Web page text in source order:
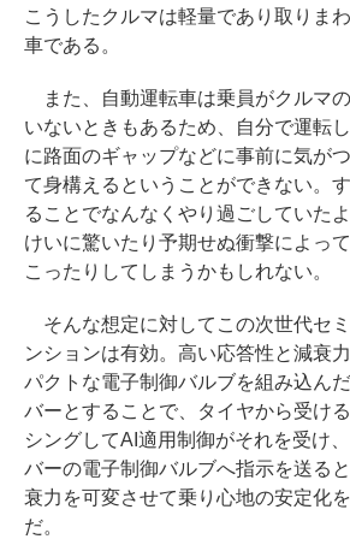
こうしたクルマは軽量であり取りま
車である。
また、自動運転車は乗員がクルマ
いないときもあるため、自分で運転
に路面のギャップなどに事前に気が
て身構えるということができない。
ることでなんなくやり過ごしていた
けいに驚いたり予期せぬ衝撃によっ
こったりしてしまうかもしれない。
そんな想定に対してこの次世代セ
ンションは有効。高い応答性と減衰
パクトな電子制御バルブを組み込ん
バーとすることで、タイヤから受け
シングしてAI適用制御がそれを受け
バーの電子制御バルブへ指示を送る
衰力を可変させて乗り心地の安定化
だ。